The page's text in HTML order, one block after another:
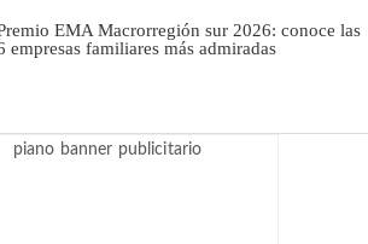
EMA Macrorregión sur 2026: conoce las
empresas familiares más admiradas